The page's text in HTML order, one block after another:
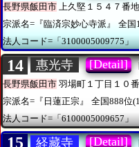
長野県飯田市 上久堅１５４７番地
宗派名=『臨済宗妙心寺派』
全国
法人コード=「3100005009775」
14 惠光寺 [Detail]
長野県飯田市 羽場町１丁目１０
宗派名=『日蓮正宗』
全国888位
法人コード=「6100005009657」
15 経藏寺 [Detail]